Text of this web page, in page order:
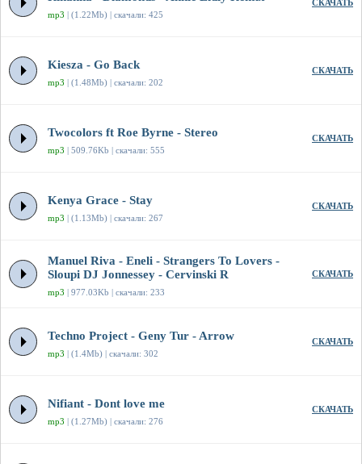
mp3 | (1.22Mb) | скачали: 425
СКАЧАТЬ
Kiesza - Go Back
mp3 | (1.48Mb) | скачали: 202
СКАЧАТЬ
Twocolors ft Roe Byrne - Stereo
mp3 | 509.76Kb | скачали: 555
СКАЧАТЬ
Kenya Grace - Stay
mp3 | (1.13Mb) | скачали: 267
СКАЧАТЬ
Manuel Riva - Eneli - Strangers To Lovers -
Sloupi DJ Jonnessey - Cervinski R
mp3 | 977.03Kb | скачали: 233
СКАЧАТЬ
Techno Project - Geny Tur - Arrow
mp3 | (1.4Mb) | скачали: 302
СКАЧАТЬ
Nifiant - Dont love me
mp3 | (1.27Mb) | скачали: 276
СКАЧАТЬ